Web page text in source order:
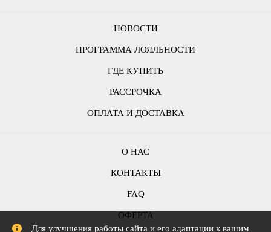
НОВОСТИ
ПРОГРАММА ЛОЯЛЬНОСТИ
ГДЕ КУПИТЬ
РАССРОЧКА
ОПЛАТА И ДОСТАВКА
О НАС
КОНТАКТЫ
FAQ
ОФЕРТА
Для улучшения работы сайта и его адаптации к вашим